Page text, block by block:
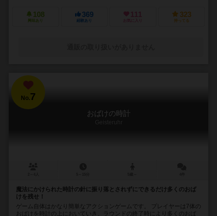
108
興味あり
369
経験あり
111
お気に入り
323
持ってる
No.7
おばけの時計
Geisteruhr
魔法にかけられた時計の針に振り落とされずにできるだけ多くのおば
けを残せ！
ゲーム自体はかなり簡単なアクションゲームです。 プレイヤーは7体の
おばけを時計の上においていき、ラウンドの終了時により多くのおば